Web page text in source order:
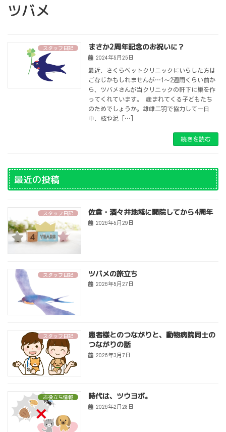
ツバメ
スタッフ日記 まさか2周年記念のお祝いに？
2024年5月25日
最近、さくらペットクリニックにいらした方は
ご存じかもしれませんが…1～2週間くらい前か
ら、ツバメさんが当クリニックの軒下に巣を作
ってくれています。 産まれてくる子どもたち
のためでしょうか。雄雌二羽で協力して一日
中、枝や泥 […]
続きを読む
最近の投稿
スタッフ日記 佐倉・酒々井地域に開院してから4周年
2026年5月29日
スタッフ日記 ツバメの旅立ち
2026年5月27日
スタッフ日記
患者様とのつながりと、動物病院同士の
つながりの話
2026年3月7日
お役立ち情報 時代は、ツウヨボ。
2026年2月28日